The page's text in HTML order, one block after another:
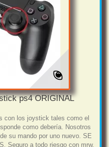
ps4 ORIGINAL
con los joystick tales como el
como debería. Nosotros
su mando por uno nuevo. SE
Seguro a todo riesgo con mrw.